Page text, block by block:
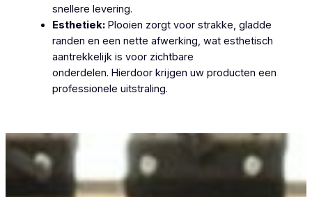
snellere levering.
Esthetiek:Plooien zorgt voor strakke, gladde
randen en een nette afwerking, wat esthetisch
aantrekkelijk is voor zichtbare
onderdelen. Hierdoor krijgen uw producten een
professionele uitstraling.